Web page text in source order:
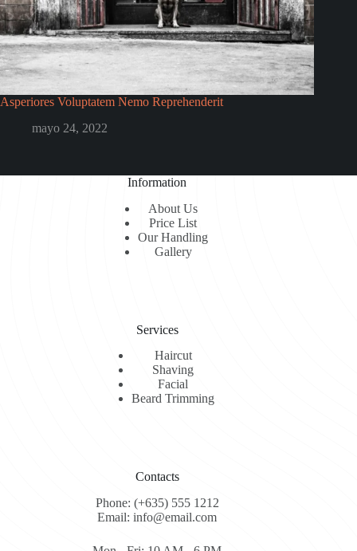
Asperiores Voluptatem Nemo Reprehenderit
mayo 24, 2022
Information
About Us
Price List
Our Handling
Gallery
Services
Haircut
Shaving
Facial
Beard Trimming
Contacts
Phone: (+635) 555 1212
Email: info@email.com